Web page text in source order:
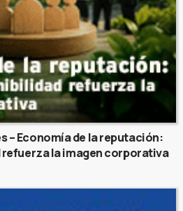
– Economía de la reputación:
la imagen corporativa